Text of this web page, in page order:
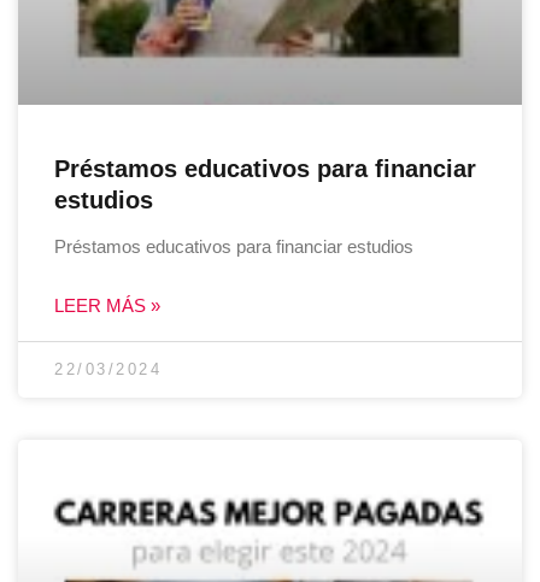
Préstamos educativos para financiar
estudios
Préstamos educativos para financiar estudios
LEER MÁS »
22/03/2024